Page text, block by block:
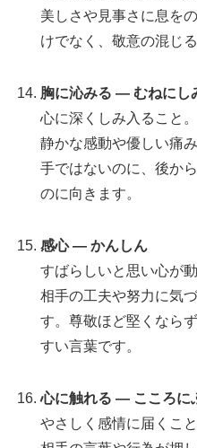
美しさや見事さに息を
けでなく、敬意の混じ
胸に沁みる — むねにし
心に深くしみ入ること。
静かな感動や優しい痛
手ではないのに、後か
のに向きます。
感心 — かんしん
すばらしいと思い心が動
相手の工夫や努力に気
す。尊敬ほど堅くなら
すい言葉です。
心に触れる — こころに
やさしく感情に届くこと